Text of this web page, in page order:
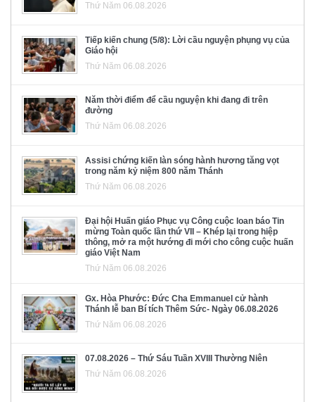
Thứ Năm 06.08.2026
Tiếp kiến chung (5/8): Lời cầu nguyện phụng vụ của
Giáo hội
Thứ Năm 06.08.2026
Năm thời điểm để cầu nguyện khi đang đi trên
đường
Thứ Năm 06.08.2026
Assisi chứng kiến làn sóng hành hương tăng vọt
trong năm kỷ niệm 800 năm Thánh
Thứ Năm 06.08.2026
Đại hội Huấn giáo Phục vụ Công cuộc loan báo Tin
mừng Toàn quốc lần thứ VII – Khép lại trong hiệp
thông, mở ra một hướng đi mới cho công cuộc huấn
giáo Việt Nam
Thứ Năm 06.08.2026
Gx. Hòa Phước: Đức Cha Emmanuel cử hành
Thánh lễ ban Bí tích Thêm Sức- Ngày 06.08.2026
Thứ Năm 06.08.2026
07.08.2026 – Thứ Sáu Tuần XVIII Thường Niên
Thứ Năm 06.08.2026